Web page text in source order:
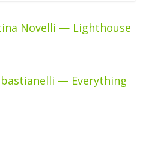
Novelli — Lighthouse
— Everything